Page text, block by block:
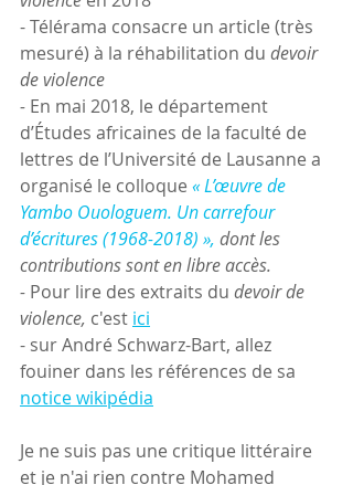
- Télérama consacre un article (très
mesuré) à la réhabilitation du devoir
de violence
- En mai 2018, le département
d’Études africaines de la faculté de
lettres de l’Université de Lausanne a
organisé le colloque « L’œuvre de
Yambo Ouologuem. Un carrefour
d’écritures (1968-2018) », dont les
contributions sont en libre accès.
- Pour lire des extraits du devoir de
violence, c'est ici
- sur André Schwarz-Bart, allez
fouiner dans les références de sa
notice wikipédia
Je ne suis pas une critique littéraire
et je n'ai rien contre Mohamed